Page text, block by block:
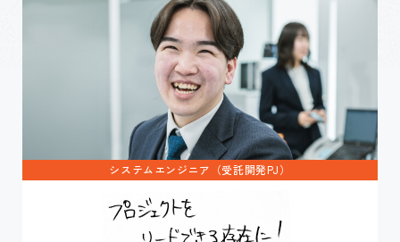
システムエンジニア（受託開発PJ）